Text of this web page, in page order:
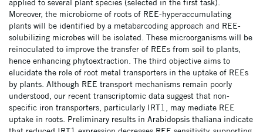
applied to several plant species (selected in the first task).
Moreover, the microbiome of roots of REE-hyperaccumulating
plants will be identified by a metabarcoding approach and REE-
solubilizing microbes will be isolated. These microorganisms will be
reinoculated to improve the transfer of REEs from soil to plants,
hence enhancing phytoextraction. The third objective aims to
elucidate the role of root metal transporters in the uptake of REEs
by plants. Although REE transport mechanisms remain poorly
understood, our recent transcriptomic data suggest that non-
specific iron transporters, particularly IRT1, may mediate REE
uptake in roots. Preliminary results in Arabidopsis thaliana indicate